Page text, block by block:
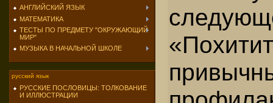
АНГЛИЙСКИЙ ЯЗЫК
МАТЕМАТИКА
ТЕСТЫ ПО ПРЕДМЕТУ "ОКРУЖАЮЩИЙ
МИР"
МУЗЫКА В НАЧАЛЬНОЙ ШКОЛЕ
русский язык
РУССКИЕ ПОСЛОВИЦЫ: ТОЛКОВАНИЕ
И ИЛЛЮСТРАЦИИ